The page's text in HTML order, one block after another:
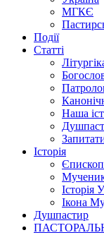
МГКЄ
Події
Статті
Наша
Історія
Історія
Ікона
Душпастир